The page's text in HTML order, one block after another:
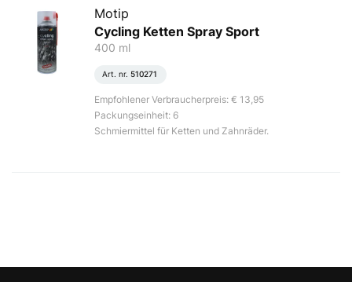
Motip
Cycling Ketten Spray Sport
400 ml
Art. nr. 510271
Empfohlener Verbraucherpreis: € 13,95
Packungseinheit: 6
Schmiermittel für Ketten und Zahnräder.